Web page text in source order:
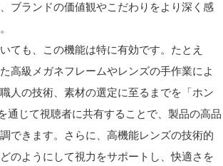
ブランドの価値観やこだわりをより深く感
ても、この機能は特に有効です。たとえ
高級メガネフレームやレンズの手作業によ
人の技術、素材の選定に至るまでを「ホン
通じて視聴者に共有することで、製品の高品
できます。さらに、高機能レンズの技術的
のようにして視力をサポートし、快適さを